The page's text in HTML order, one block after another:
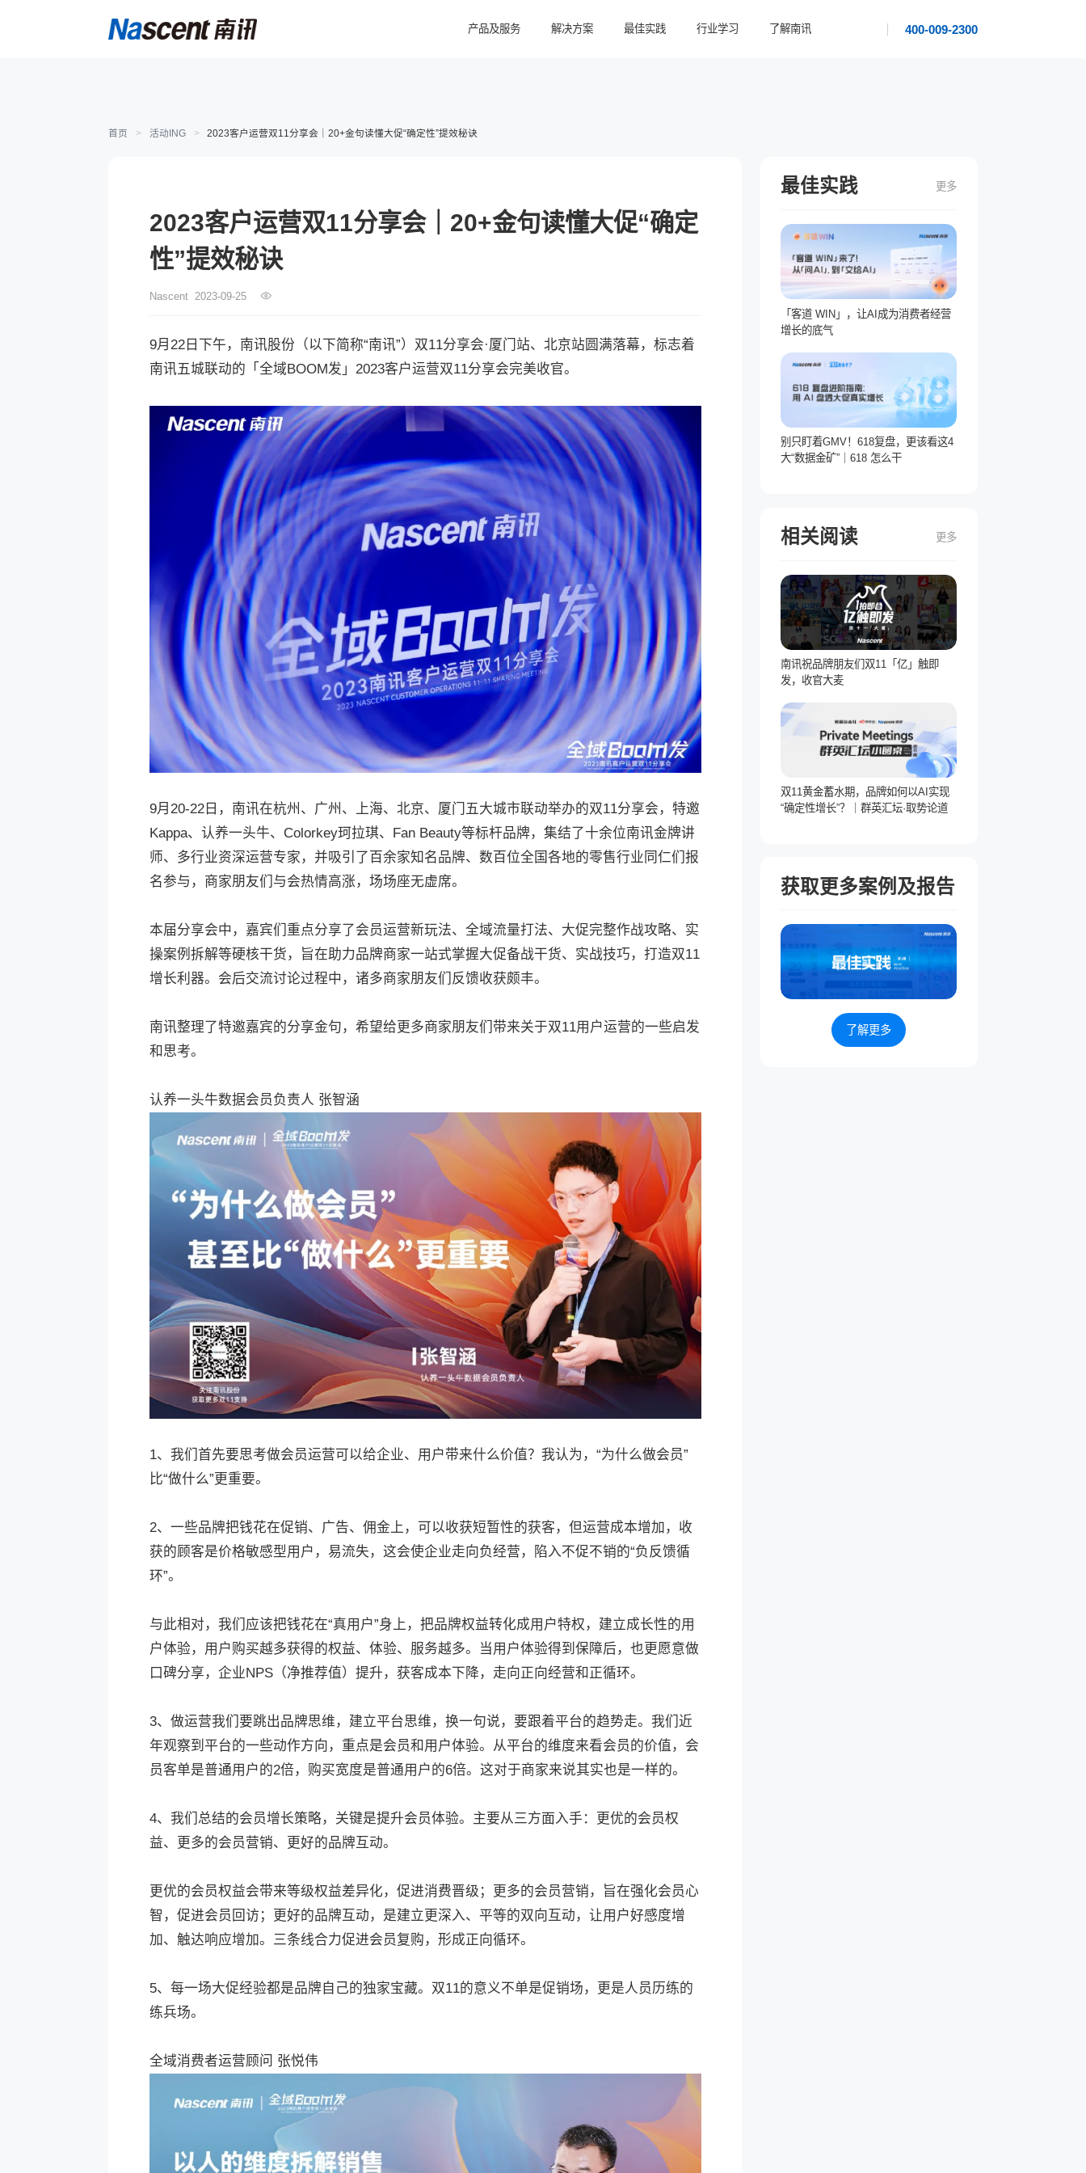
产品及服务 解决方案 最佳实践 行业学习 了解南讯 400-009-2300
首页 > 活动ING > 2023客户运营双11分享会｜20+金句读懂大促“确定性”提效秘诀
2023客户运营双11分享会｜20+金句读懂大促“确定
性”提效秘诀
Nascent 2023-09-25
9月22日下午，南讯股份（以下简称“南讯”）双11分享会·厦门站、北京站圆满落幕，标志着
南讯五城联动的「全域BOOM发」2023客户运营双11分享会完美收官。
9月20-22日，南讯在杭州、广州、上海、北京、厦门五大城市联动举办的双11分享会，特邀
Kappa、认养一头牛、Colorkey珂拉琪、Fan Beauty等标杆品牌，集结了十余位南讯金牌讲
师、多行业资深运营专家，并吸引了百余家知名品牌、数百位全国各地的零售行业同仁们报
名参与，商家朋友们与会热情高涨，场场座无虚席。
本届分享会中，嘉宾们重点分享了会员运营新玩法、全域流量打法、大促完整作战攻略、实
操案例拆解等硬核干货，旨在助力品牌商家一站式掌握大促备战干货、实战技巧，打造双11
增长利器。会后交流讨论过程中，诸多商家朋友们反馈收获颇丰。
南讯整理了特邀嘉宾的分享金句，希望给更多商家朋友们带来关于双11用户运营的一些启发
和思考。
认养一头牛数据会员负责人 张智涵
1、我们首先要思考做会员运营可以给企业、用户带来什么价值？我认为，“为什么做会员”
比“做什么”更重要。
2、一些品牌把钱花在促销、广告、佣金上，可以收获短暂性的获客，但运营成本增加，收
获的顾客是价格敏感型用户，易流失，这会使企业走向负经营，陷入不促不销的“负反馈循
环”。
与此相对，我们应该把钱花在“真用户”身上，把品牌权益转化成用户特权，建立成长性的用
户体验，用户购买越多获得的权益、体验、服务越多。当用户体验得到保障后，也更愿意做
口碑分享，企业NPS（净推荐值）提升，获客成本下降，走向正向经营和正循环。
3、做运营我们要跳出品牌思维，建立平台思维，换一句说，要跟着平台的趋势走。我们近
年观察到平台的一些动作方向，重点是会员和用户体验。从平台的维度来看会员的价值，会
员客单是普通用户的2倍，购买宽度是普通用户的6倍。这对于商家来说其实也是一样的。
4、我们总结的会员增长策略，关键是提升会员体验。主要从三方面入手：更优的会员权
益、更多的会员营销、更好的品牌互动。
更优的会员权益会带来等级权益差异化，促进消费晋级；更多的会员营销，旨在强化会员心
智，促进会员回访；更好的品牌互动，是建立更深入、平等的双向互动，让用户好感度增
加、触达响应增加。三条线合力促进会员复购，形成正向循环。
5、每一场大促经验都是品牌自己的独家宝藏。双11的意义不单是促销场，更是人员历练的
练兵场。
全域消费者运营顾问 张悦伟
最佳实践 更多
「客道 WIN」，让AI成为消费者经营
增长的底气
别只盯着GMV！618复盘，更该看这4
大“数据金矿”｜618 怎么干
相关阅读 更多
南讯祝品牌朋友们双11「亿」触即
发，收官大麦
双11黄金蓄水期，品牌如何以AI实现
“确定性增长”？｜群英汇坛·取势论道
获取更多案例及报告
了解更多